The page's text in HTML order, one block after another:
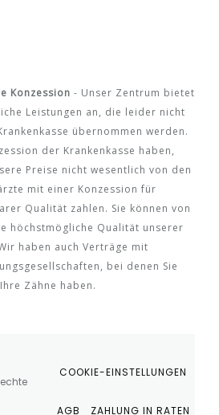
Konzession - Unser Zentrum bietet
Leistungen an, die leider nicht
übernommen werden.
der Krankenkasse haben,
Preise nicht wesentlich von den
mit einer Konzession für
Qualität zahlen. Sie können von
höchstmögliche Qualität unserer
haben auch Verträge mit
bei denen Sie
Zähne haben.
COOKIE-EINSTELLUNGEN
AGB ZAHLUNG IN RATEN